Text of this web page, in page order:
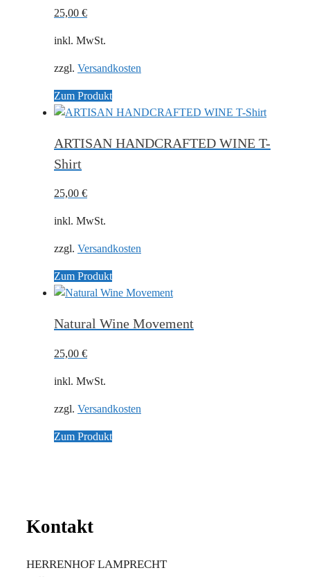
25,00 €
inkl. MwSt.
zzgl. Versandkosten
Zum Produkt
ARTISAN HANDCRAFTED WINE T-
Shirt
25,00 €
inkl. MwSt.
zzgl. Versandkosten
Zum Produkt
Natural Wine Movement
25,00 €
inkl. MwSt.
zzgl. Versandkosten
Zum Produkt
Kontakt
HERRENHOF LAMPRECHT